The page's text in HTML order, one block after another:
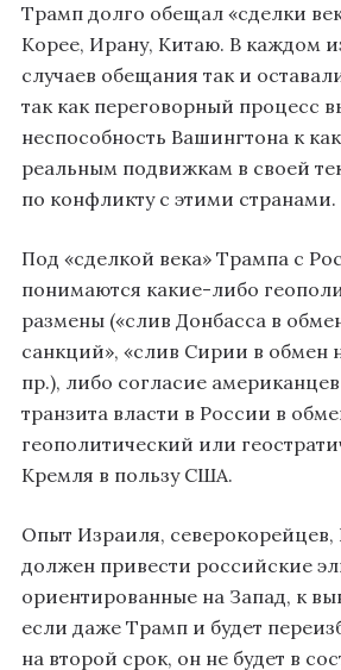
Трамп долго обещал «сделки
Корее, Ирану, Китаю. В каждом
случаев обещания так и
так как переговорный процесс
неспособность Вашингтона к
реальным подвижкам в своей
по конфликту с этими странами.
Под «сделкой века» Трампа с
понимаются какие-либо
размены («слив Донбасса в
санкций», «слив Сирии в обмен
пр.), либо согласие
транзита власти в России в
геополитический или
Кремля в пользу США.
Опыт Израиля, северокорейцев,
должен привести российские
ориентированные на Запад, к
если даже Трамп и будет
на второй срок, он не будет в